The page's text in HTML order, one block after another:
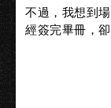
不過，我想到
經簽完畢冊，
“羽”愛
我相信我